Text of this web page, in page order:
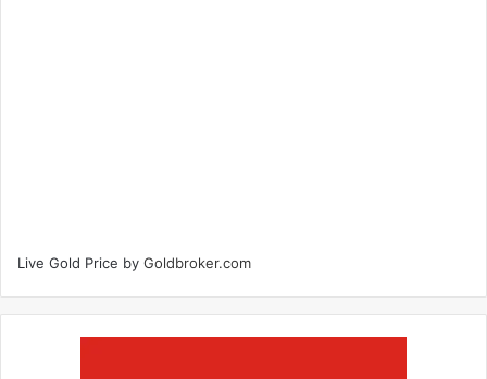
Live Gold Price by Goldbroker.com